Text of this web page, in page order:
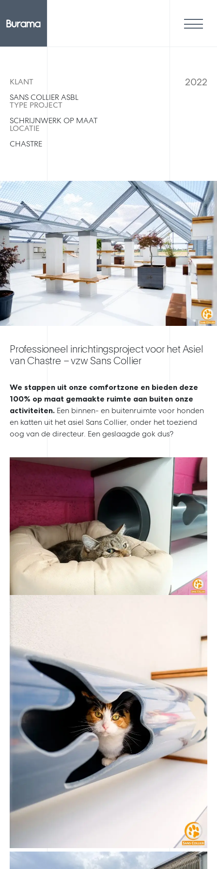
KLANT
SANS COLLIER ASBL
2022
TYPE PROJECT
SCHRIJNWERK OP MAAT
LOCATIE
CHASTRE
Professioneel inrichtingsproject voor het Asiel
van Chastre – vzw Sans Collier
We stappen uit onze comfortzone en bieden deze
100% op maat gemaakte ruimte aan buiten onze
activiteiten. Een binnen- en buitenruimte voor honden
en katten uit het asiel Sans Collier, onder het toeziend
oog van de directeur. Een geslaagde gok dus?